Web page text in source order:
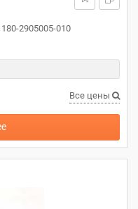
2905005-010
Все цены